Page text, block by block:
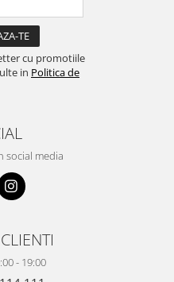
cu promotiile
in Politica de
social media
- 19:00